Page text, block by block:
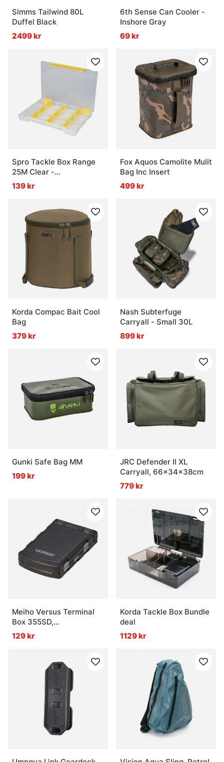
Simms Tailwind 80L
Duffel Black
2499 kr
6th Sense Can Cooler -
Inshore Gray
69 kr
Spro Tackle Box Range
25M Clear -
25x17,5x2,5cm
139 kr
Fox Aquos Camolite Mulit
Bag Inc Insert
499 kr
Korda Compac Bait Cool
Bag
379 kr
Nash Subterfuge
Carryall - Small 30L
899 kr
Gunki Safe Bag MM
199 kr
JRC Defender II XL
Carryall, 66x34x38cm
779 kr
Meiho Versus Terminal
Box 355SD,
97x64x25mm - Black
129 kr
Korda Tackle Box Bundle
deal
1129 kr